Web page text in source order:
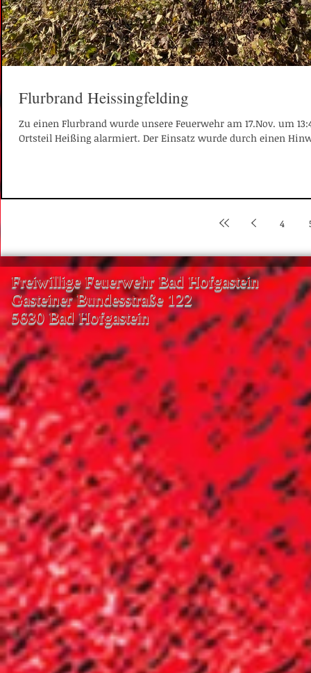
Flurbrand Heissingfelding
Zu einen Flurbrand wurde unsere Feuerwehr am 17.Nov. um
Ortsteil Heißing alarmiert. Der Einsatz wurde durch einen
4
Freiwillige Feuerwehr Bad Hofgastein
Gasteiner Bundesstraße 122
5630 Bad Hofgastein